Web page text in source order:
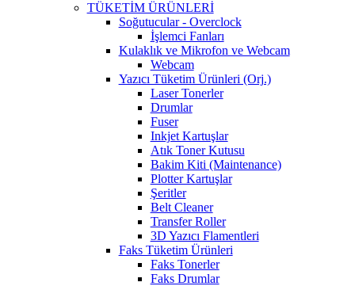
TÜKETİM ÜRÜNLERİ
Soğutucular - Overclock
İşlemci Fanları
Kulaklık ve Mikrofon ve Webcam
Webcam
Yazıcı Tüketim Ürünleri (Orj.)
Laser Tonerler
Drumlar
Fuser
Inkjet Kartuşlar
Atık Toner Kutusu
Bakim Kiti (Maintenance)
Plotter Kartuşlar
Şeritler
Belt Cleaner
Transfer Roller
3D Yazıcı Flamentleri
Faks Tüketim Ürünleri
Faks Tonerler
Faks Drumlar